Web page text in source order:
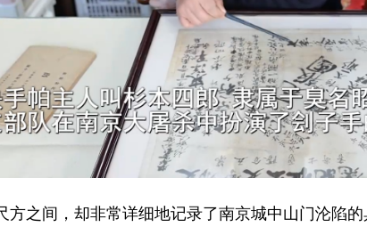
之间，却非常详细地记录了南京城中山门沦陷的